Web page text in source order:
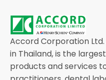
Accord Corporation
in Thailand, is the
products and services